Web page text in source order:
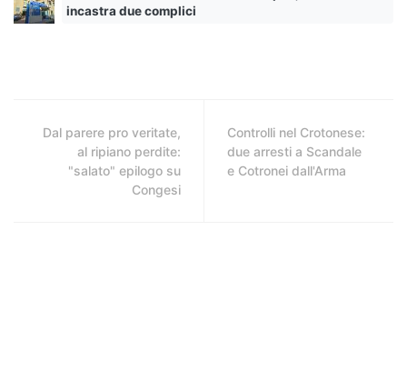
incastra due complici
Dal parere pro veritate,
al ripiano perdite:
"salato" epilogo su
Congesi
Controlli nel Crotonese:
due arresti a Scandale
e Cotronei dall'Arma